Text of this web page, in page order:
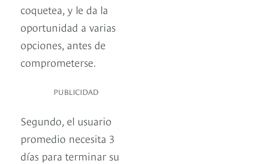
coquetea, y le da la
oportunidad a varias
opciones, antes de
comprometerse.
PUBLICIDAD
Segundo, el usuario
promedio necesita 3
días para terminar su